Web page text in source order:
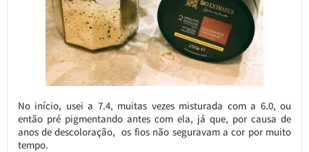
No início, usei a 7.4, muitas vezes misturada com a 6.0, ou
então pré pigmentando antes com ela, já que, por causa de
anos de descoloração, os fios não seguravam a cor por muito
tempo.